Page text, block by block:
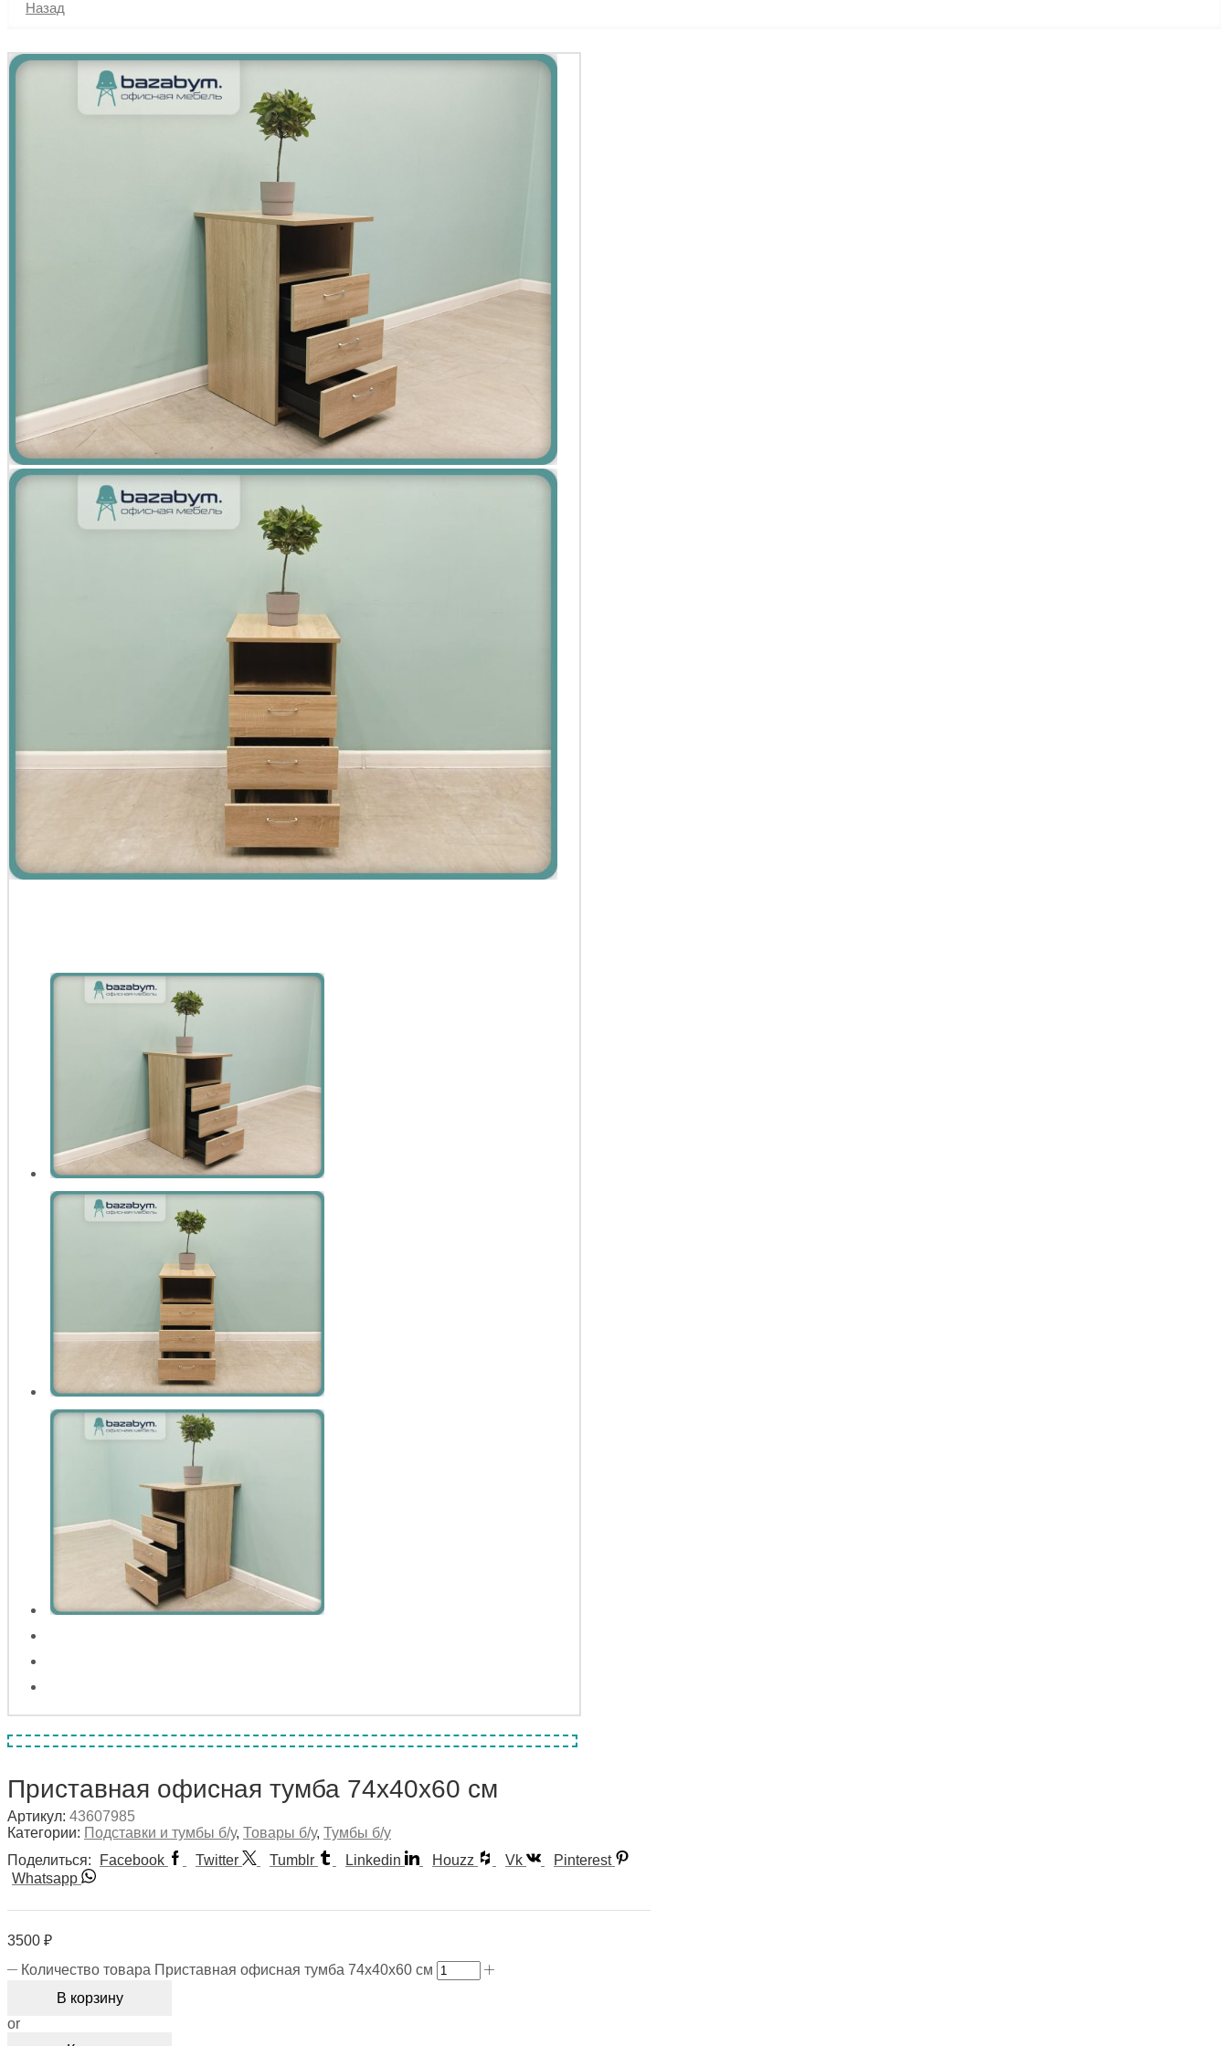
Назад
Приставная офисная тумба 74х40х60 см
Артикул: 43607985
Категории: Подставки и тумбы б/у, Товары б/у, Тумбы б/у
Поделиться:
Facebook Twitter Tumblr Linkedin Houzz Vk
Pinterest
Whatsapp
3500 ₽
Количество товара Приставная офисная тумба 74х40х60 см
В корзину
or